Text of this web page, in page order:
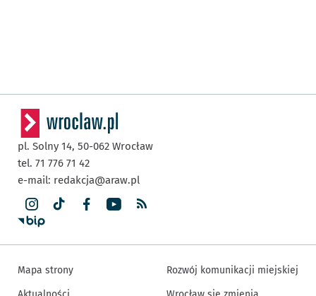
pl. Solny 14, 50-062 Wrocław
tel. 71 776 71 42
e-mail: redakcja@araw.pl
Mapa strony
Rozwój komunikacji miejskiej